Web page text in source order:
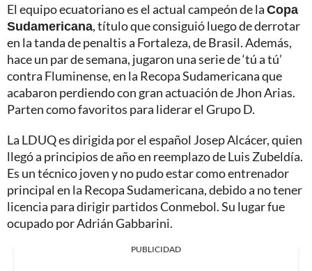
El equipo ecuatoriano es el actual campeón de laCopa
Sudamericana, título que consiguió luego de derrotar
en la tanda de penaltis a Fortaleza, de Brasil. Además,
hace un par de semana, jugaron una serie de ‘tú a tú’
contra Fluminense, en la Recopa Sudamericana que
acabaron perdiendo con gran actuación de Jhon Arias.
Parten como favoritos para liderar el Grupo D.
La LDUQ es dirigida por el español Josep Alcácer, quien
llegó a principios de año en reemplazo de Luis Zubeldía.
Es un técnico joven y no pudo estar como entrenador
principal en la Recopa Sudamericana, debido a no tener
licencia para dirigir partidos Conmebol. Su lugar fue
ocupado por Adrián Gabbarini.
PUBLICIDAD